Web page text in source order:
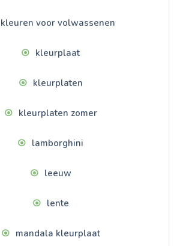
kleuren voor volwassenen
kleurplaat
kleurplaten
kleurplaten zomer
lamborghini
leeuw
lente
mandala kleurplaat